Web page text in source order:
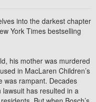
into the darkest chapter
York Timesbestselling
his mother was murdered
in MacLaren Children’s
was rampant. Decades
has resulted in a